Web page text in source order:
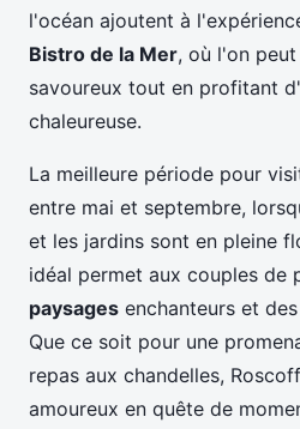
l'océan ajoutent à
Bistro de la Mer, où l'on
savoureux tout en profitant
chaleureuse.
La meilleure période pour
entre mai et septembre,
et les jardins sont en pleine
idéal permet aux couples de
paysages enchanteurs et
Que ce soit pour une
repas aux chandelles,
amoureux en quête de